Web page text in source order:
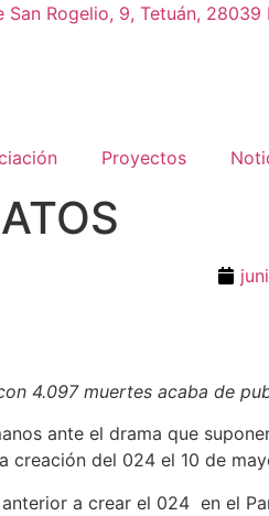
San Rogelio, 9, Tetuán, 28039
Proyectos
4.097 muertes acaba de
ante el drama que
creación del 024 el 10 de
a crear el 024 en el